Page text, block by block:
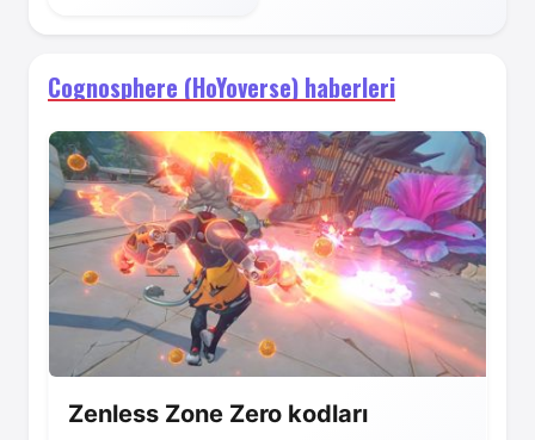
Cognosphere (HoYoverse) haberleri
Zenless Zone Zero kodları